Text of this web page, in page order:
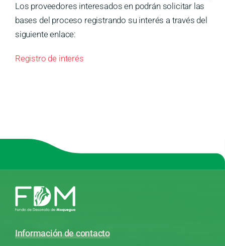
Los proveedores interesados en podrán solicitar las
bases del proceso registrando su interés a través del
siguiente enlace:
Registro de interés
Información de contacto